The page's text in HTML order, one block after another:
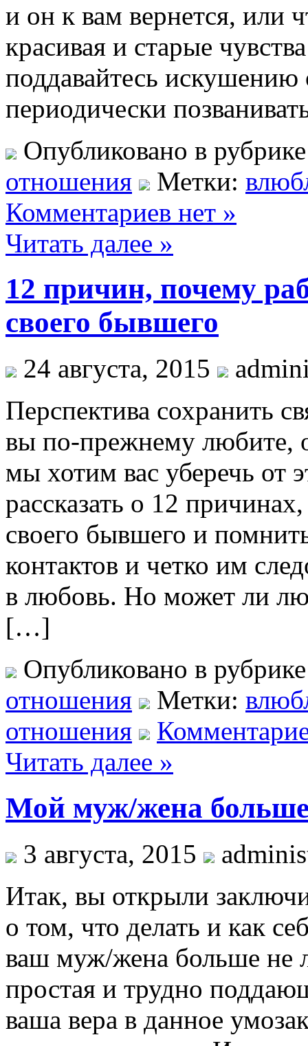
и он к вам вернется, или
красивая и старые
поддавайтесь искушению
периодически
Опубликовано в
отношения
Метки:
Комментариев нет »
Читать далее »
12 причин, почему
своего бывшего
24 августа, 2015
Перспектива сохранить
вы по-прежнему любите,
мы хотим вас уберечь от
рассказать о 12
своего бывшего и
контактов и четко им
в любовь. Но может ли
[…]
Опубликовано в
отношения
Метки:
отношения
Читать далее »
Мой муж/жена
3 августа, 2015
Итак, вы открыли
о том, что делать и как
ваш муж/жена больше не
простая и трудно
ваша вера в данное